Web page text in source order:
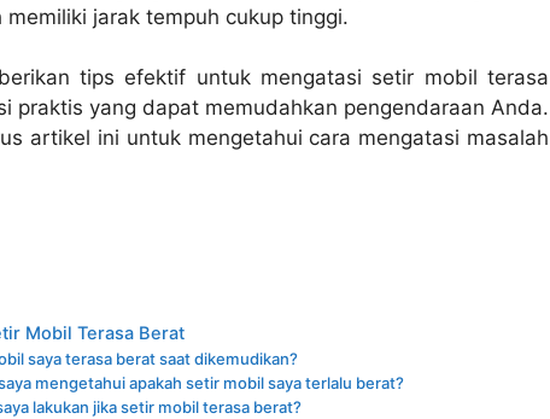
jarak tempuh cukup tinggi.
tips efektif untuk mengatasi setir mobil terasa
praktis yang dapat memudahkan pengendaraan Anda.
artikel ini untuk mengetahui cara mengatasi masalah
Mobil Terasa Berat
saya terasa berat saat dikemudikan?
mengetahui apakah setir mobil saya terlalu berat?
lakukan jika setir mobil terasa berat?